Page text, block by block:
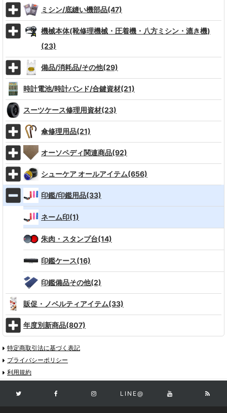
ミシン/底縫い機部品(47)
機械本体(靴修理機械・圧着機・八方ミシン・漉き機)
(23)
備品/消耗品/その他(29)
時計電池/時計バンド/合鍵資材(21)
スーツケース修理用資材(23)
傘修理用品(21)
オーソペディ関連商品(92)
シューケア オールアイテム(656)
印鑑/印鑑用品(33)
ネーム印(1)
朱肉・スタンプ台(14)
印鑑ケース(16)
印鑑備品その他(2)
販促・ノベルティアイテム(33)
年度別新商品(807)
特定商取引法に基づく表記
プライバシーポリシー
利用規約
LINE@